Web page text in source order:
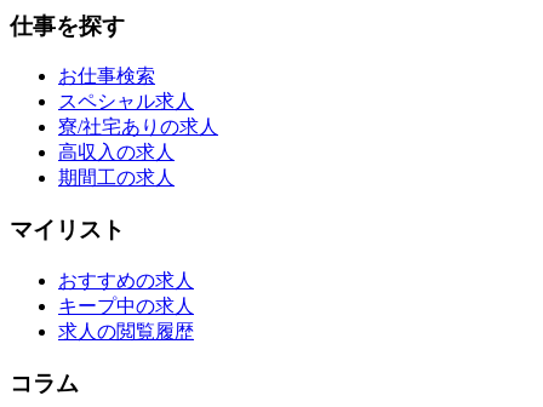
仕事を探す
お仕事検索
スペシャル求人
寮/社宅ありの求人
高収入の求人
期間工の求人
マイリスト
おすすめの求人
キープ中の求人
求人の閲覧履歴
コラム